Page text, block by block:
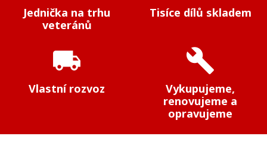
Jednička na trhu
veteránů
Tisíce dílů skladem
local_shipping
Vlastní rozvoz
build
Vykupujeme,
renovujeme a
opravujeme